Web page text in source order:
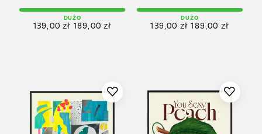
DUŻO
139,00zł 189,00zł
DUŻO
139,00 zł 189,00 zł